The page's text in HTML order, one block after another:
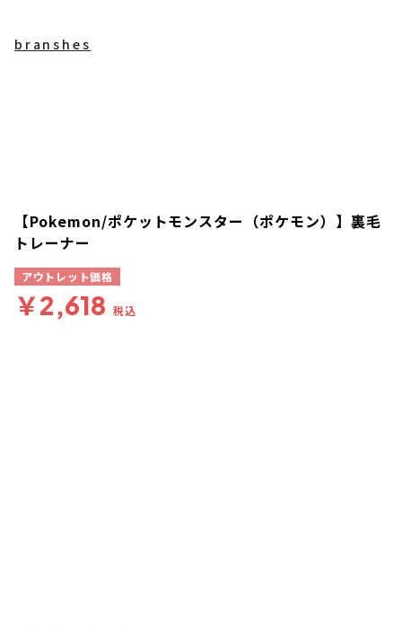
branshes
【Pokemon/ポケットモンスター（ポケモン）】裏毛
トレーナー
アウトレット価格
￥2,618 税込